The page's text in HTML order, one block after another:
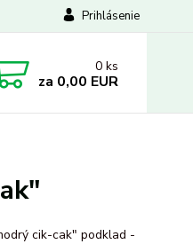
Prihlásenie
0 ks
za 0,00 EUR
cik-cak" podklad -